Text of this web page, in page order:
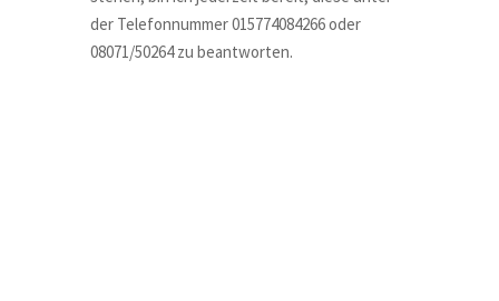
der Telefonnummer 015774084266 oder
08071/50264 zu beantworten.